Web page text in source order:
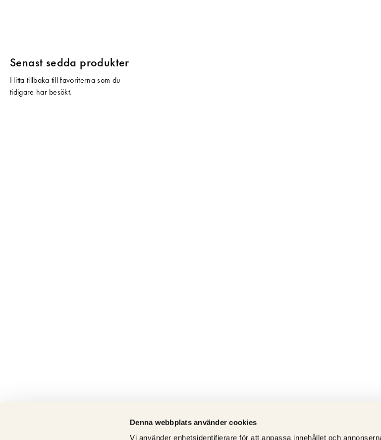
Denna webbplats använder cookies
Vi använder enhetsidentifierare för att anpassa innehållet och
Senast sedda produkter
Hitta tillbaka till favoriterna som du
tidigare har besökt.